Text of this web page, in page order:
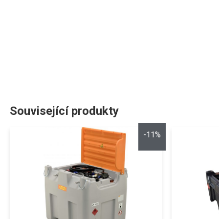
Související produkty
-11%